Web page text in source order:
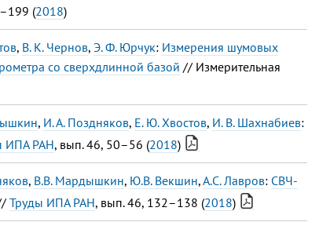
(2018)
, В. К. Чернов, Э. Ф. Юрчук: Измерения шумовых
со сверхдлинной базой // Измерительная
, И. А. Поздняков, Е. Ю. Хвостов, И. В. Шахнабиев:
ИПА РАН, вып. 46, 50–56 (2018)
, В.В. Мардышкин, Ю.В. Векшин,А.С. Лавров: СВЧ-
Труды ИПА РАН, вып. 46, 132–138 (2018)